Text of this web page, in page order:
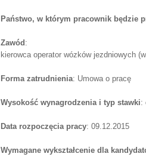
Państwo, w którym pracownik będzie
Zawód:
kierowca operator wózków jezdniowych
Forma zatrudnienia: Umowa o pracę
Wysokość wynagrodzenia i typ stawki:
Data rozpoczęcia pracy: 09.12.2015
Wymagane wykształcenie dla